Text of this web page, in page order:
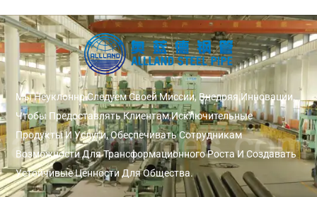
Мы Неуклонно Следуем Своей Миссии, Внедряя Инновации,
Чтобы Предоставлять Клиентам Исключительные
Продукты И Услуги, Обеспечивать Сотрудникам
Возможности Для Трансформационного Роста И Создавать
Устойчивые Ценности Для Общества.